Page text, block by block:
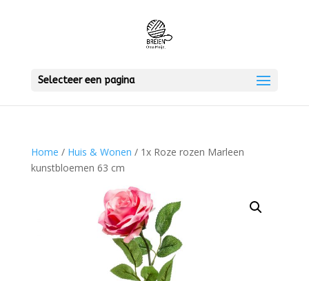
Selecteer een pagina
Home / Huis & Wonen / 1x Roze rozen Marleen
kunstbloemen 63 cm